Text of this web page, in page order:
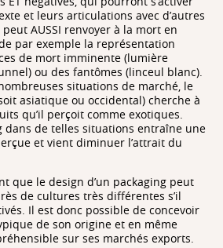
et leurs articulations avec d’autres
AUSSI renvoyer à la mort en
par exemple la représentation
de mort imminente (lumière
ou des fantômes (linceul blanc).
situations de marché, le
asiatique ou occidental) cherche à
qu’il perçoit comme exotiques.
dans de telles situations entraîne une
et vient diminuer l’attrait du
que le design d’un packaging peut
de cultures très différentes s’il
Il est donc possible de concevoir
de son origine et en même
sur ses marchés exports.